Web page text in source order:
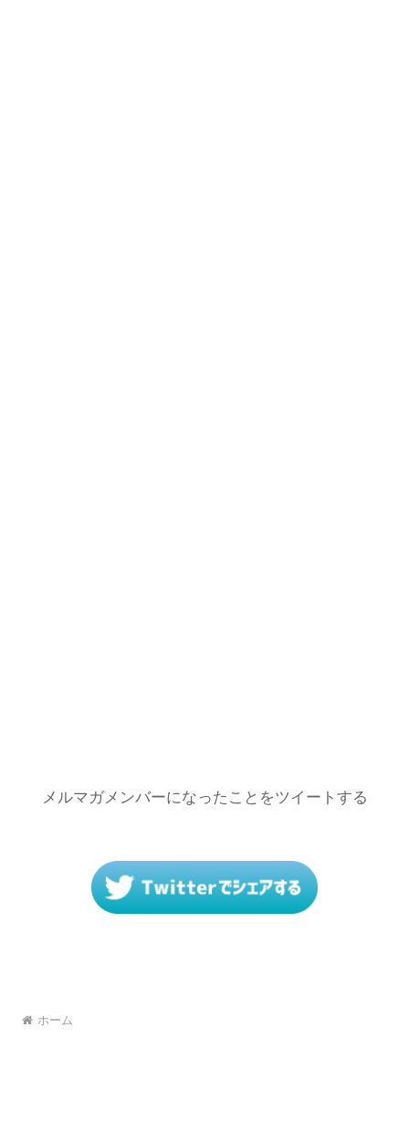
メルマガメンバーになったことをツイートする
ホーム